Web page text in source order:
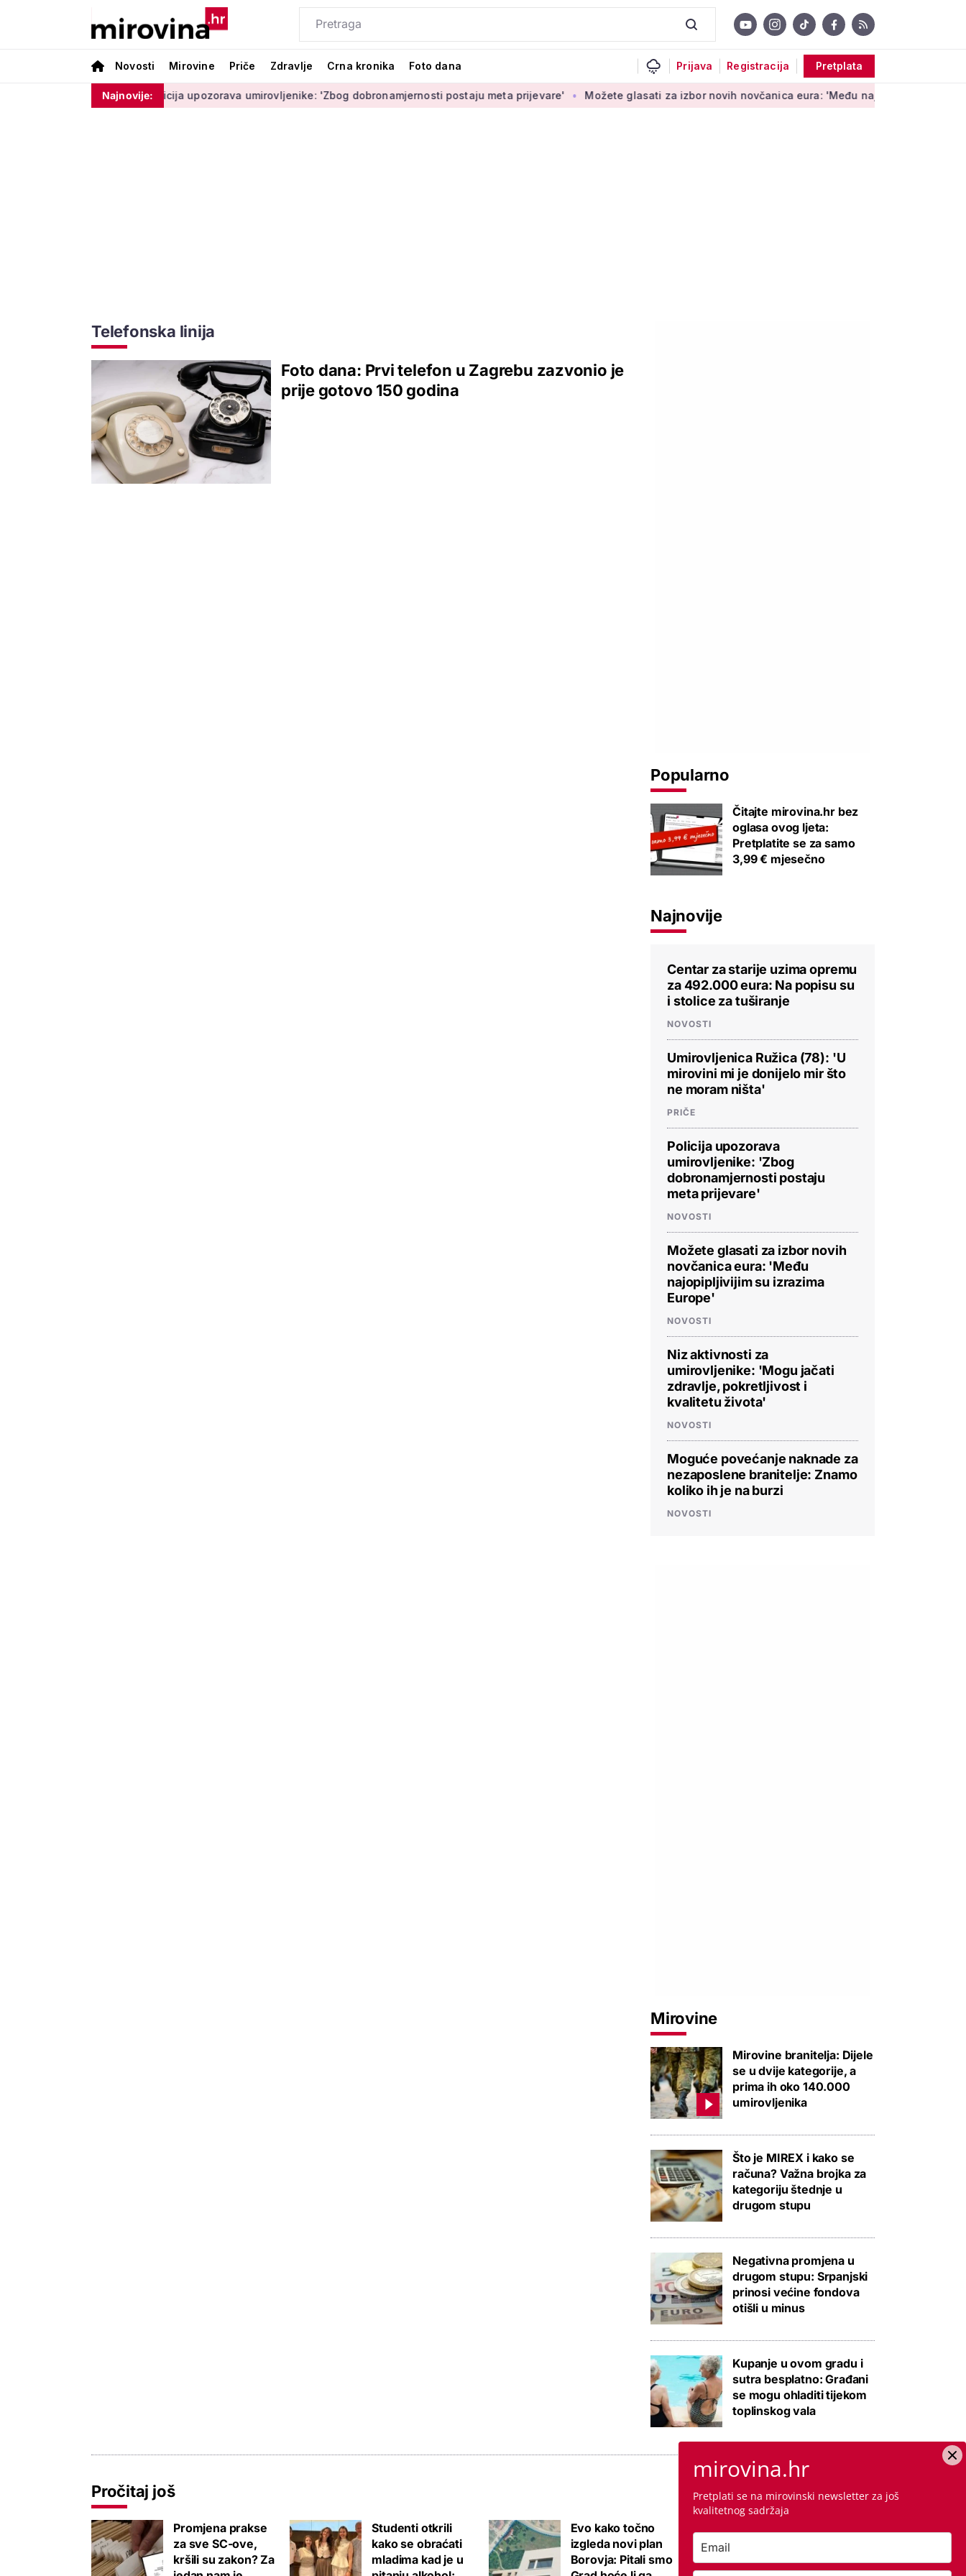
Novosti Mirovine Priče Zdravlje Crna kronika Foto dana Prijava Registracija Pretplata
Najnovije:
Policija upozorava umirovljenike: 'Zbog dobronamjernosti postaju meta prijevare' Možete glasati za izbor novih novčanica eura: 'Među najopipljivijim su izrazima
Telefonska linija
Foto dana: Prvi telefon u Zagrebu zazvonio je
prije gotovo 150 godina
Popularno
Čitajte mirovina.hr bez
oglasa ovog ljeta:
Pretplatite se za samo
3,99 € mjesečno
Najnovije
Centar za starije uzima opremu
za 492.000 eura: Na popisu su
i stolice za tuširanje
NOVOSTI
Umirovljenica Ružica (78): 'U
mirovini mi je donijelo mir što
ne moram ništa'
PRIČE
Policija upozorava
umirovljenike: 'Zbog
dobronamjernosti postaju
meta prijevare'
NOVOSTI
Možete glasati za izbor novih
novčanica eura: 'Među
najopipljivijim su izrazima
Europe'
NOVOSTI
Niz aktivnosti za
umirovljenike: 'Mogu jačati
zdravlje, pokretljivost i
kvalitetu života'
NOVOSTI
Moguće povećanje naknade za
nezaposlene branitelje: Znamo
koliko ih je na burzi
NOVOSTI
Mirovine
Mirovine branitelja: Dijele
se u dvije kategorije, a
prima ih oko 140.000
umirovljenika
Što je MIREX i kako se
računa? Važna brojka za
kategoriju štednje u
drugom stupu
Negativna promjena u
drugom stupu: Srpanjski
prinosi većine fondova
otišli u minus
Kupanje u ovom gradu i
sutra besplatno: Građani
se mogu ohladiti tijekom
toplinskog vala
Pročitaj još
Promjena prakse
za sve SC-ove,
kršili su zakon? Za
Studenti otkrili
kako se obraćati
mladima kad je u
Evo kako točno
izgleda novi plan
Borovja: Pitali smo
znamo i jeste li
mirovina.hr
Pretplati se na mirovinski newsletter za još
kvalitetnog sadržaja